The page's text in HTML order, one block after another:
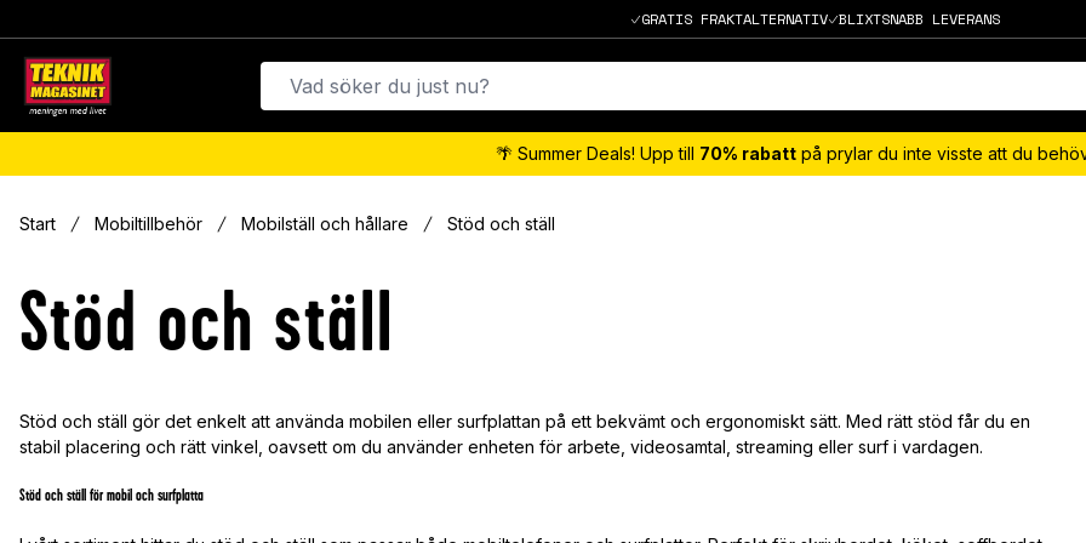
GRATIS FRAKTALTERNATIV BLIXTSNABB LEVERANS
🌴 Summer Deals! Upp till 70% rabatt på prylar du inte visste att du
Start Mobiltillbehör Mobilställ och hållare Stöd och ställ
Stöd och ställ
Stöd och ställ gör det enkelt att använda mobilen eller surfplattan på ett bekvämt och ergonomiskt sätt. Med rätt stöd får du en
stabil placering och rätt vinkel, oavsett om du använder enheten för arbete, videosamtal, streaming eller surf i vardagen.
Stöd och ställ för mobil och surfplatta